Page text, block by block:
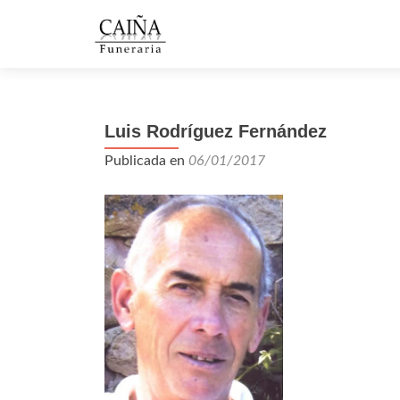
Luis Rodríguez Fernández
Publicada en 06/01/2017